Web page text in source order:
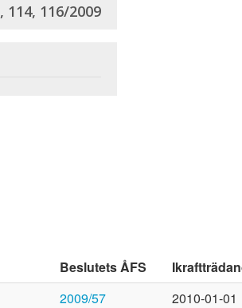
114, 116/2009
Beslutets ÅFS
2009/57
2010-01-01